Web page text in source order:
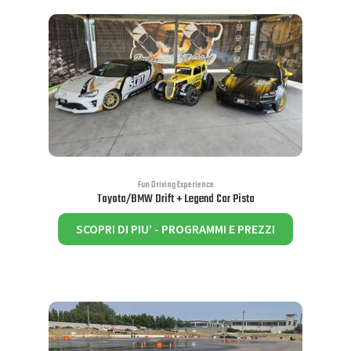
Le
opzioni
possono
essere
scelte
nella
prodotto
Fun Driving Experience
Toyota/BMW Drift + Legend Car Pista
SCOPRI DI PIU’ - PROGRAMMI E PREZZI
Questo
prodotto
Le
opzioni
possono